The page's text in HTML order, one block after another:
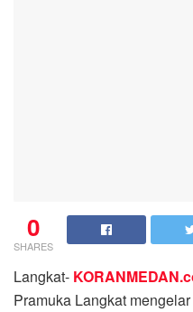
0
SHARES
Langkat-
Pramuka Langkat